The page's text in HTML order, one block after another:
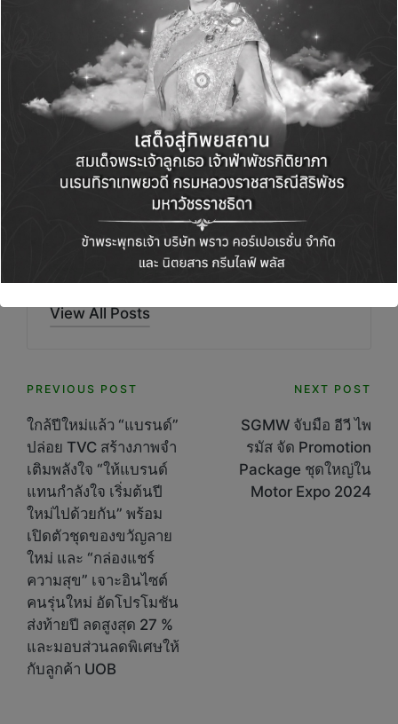
#SRTAลงพื้นที่ #กระทรวงคมนาคม #โครงการ
บ้านเพื่อคนไทย #SRTASSET #SRTA #พัฒนาพื้นที่
ว่างของการรถไฟ
Green Life+
View All Posts
Post
navigation
PREVIOUS POST
ใกล้ปีใหม่แล้ว “แบรนด์”
ปล่อย TVC สร้างภาพจำ
เติมพลังใจ “ให้แบรนด์
แทนกำลังใจ เริ่มต้นปี
ใหม่ไปด้วยกัน” พร้อม
เปิดตัวชุดของขวัญลาย
ใหม่ และ “กล่องแชร์
ความสุข” เจาะอินไซต์
คนรุ่นใหม่ อัดโปรโมชัน
ส่งท้ายปี ลดสูงสุด 27 %
และมอบส่วนลดพิเศษให้
กับลูกค้า UOB
NEXT POST
SGMW จับมือ อีวี ไพ
รมัส จัด Promotion
Package ชุดใหญ่ใน
Motor Expo 2024